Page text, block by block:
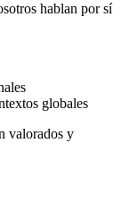
hablan por sí
globales
valorados y